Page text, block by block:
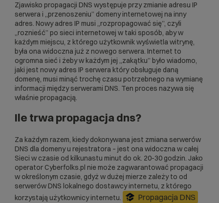
Zjawisko propagacji DNS występuje przy zmianie adresu IP
serwera i „przenoszeniu” domeny internetowej na inny
adres. Nowy adres IP musi „rozpropagować się”, czyli
„roznieść” po sieci internetowej w taki sposób, aby w
każdym miejscu, z którego użytkownik wyświetla witrynę,
była ona widoczna już z nowego serwera. Internet to
ogromna sieć i żeby w każdym jej „zakątku” było wiadomo,
jaki jest nowy adres IP serwera który obsługuje daną
domenę, musi minąć trochę czasu potrzebnego na wymianę
informacji między serwerami DNS. Ten proces nazywa się
właśnie propagacją.
Ile trwa propagacja dns?
Za każdym razem, kiedy dokonywana jest zmiana serwerów
DNS dla domeny u rejestratora – jest ona widoczna w całej
Sieci w czasie od kilkunastu minut do ok. 20-30 godzin. Jako
operator Cyberfolks.pl nie może zagwarantować propagacji
w określonym czasie, gdyż w dużej mierze zależy to od
serwerów DNS lokalnego dostawcy internetu, z którego
korzystają użytkownicy internetu.
Propagacja DNS